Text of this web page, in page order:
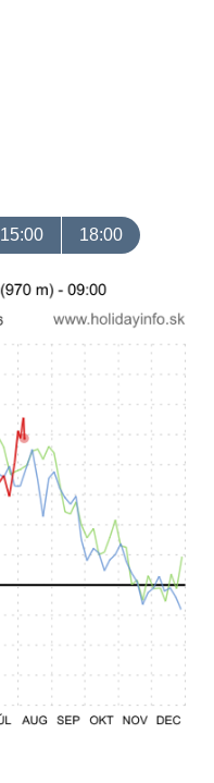
15:00 18:00